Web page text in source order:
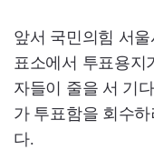
앞서 국민의힘 서
표소에서 투표용지
자들이 줄을 서 기
가 투표함을 회수
다.